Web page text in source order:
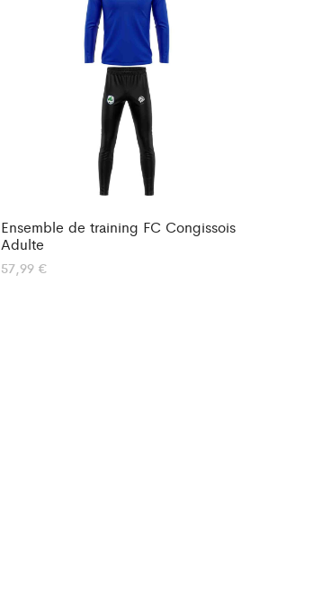
Ensemble de training FC Congissois
Adulte
57,99 €